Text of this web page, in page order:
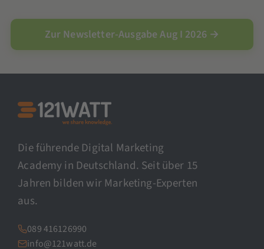
Zur Newsletter-Ausgabe Aug I 2026 →
Die führende Digital Marketing
Academy in Deutschland. Seit über 15
Jahren bilden wir Marketing-Experten
aus.
089 416126990
info@121watt.de